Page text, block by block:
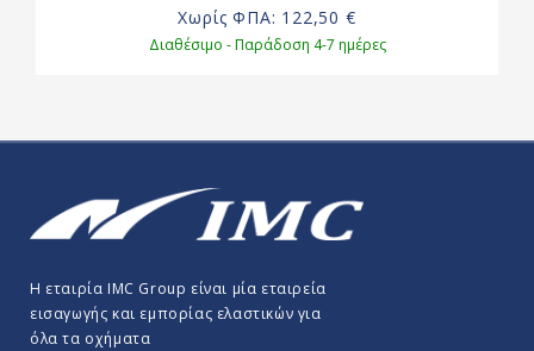
Χωρίς ΦΠΑ: 122,50 €
Διαθέσιμο - Παράδοση 4-7 ημέρες
Η εταιρία IMC Group είναι μία εταιρεία
εισαγωγής και εμπορίας ελαστικών για
όλα τα οχήματα